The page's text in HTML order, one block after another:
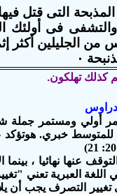
المذبحة التى قتل
فى أولئك
الجليلين أكثر
نبحة ٠
أولي ومستمر جملة
خبري. ھوتؤكد
عنها نهائيا ،
اللغة العبرية تعني
تغيير التصرف يجب أن